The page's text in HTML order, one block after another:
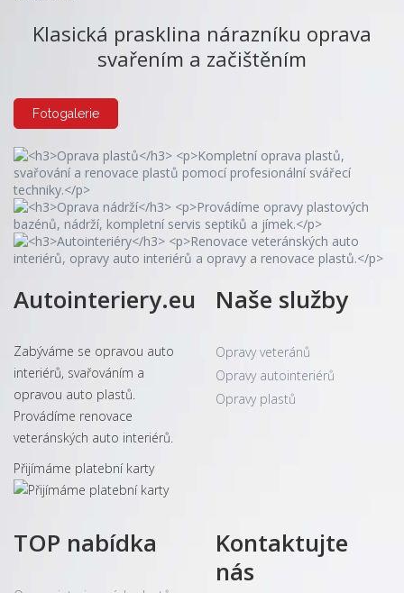
Klasická prasklina nárazníku oprava
svařením a začištěním
Fotogalerie
Autointeriery.eu
Zabýváme se opravou auto
interiérů, svařováním a
opravou auto plastů.
Provádíme renovace
veteránských auto interiérů.
Přijímáme platební karty
Naše služby
Opravy veteránů
Opravy autointeriérů
Opravy plastů
TOP nabídka
Kontaktujte
nás